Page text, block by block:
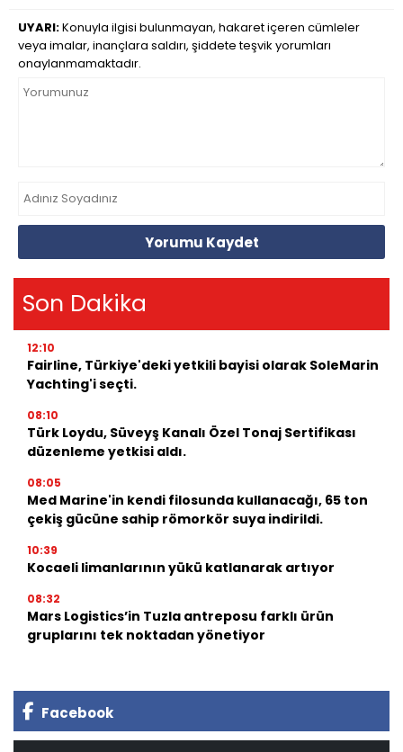
UYARI:Konuyla ilgisi bulunmayan, hakaret içeren cümleler
veya imalar, inançlara saldırı, şiddete teşvik yorumları
onaylanmamaktadır.
Yorumu Kaydet
Son Dakika
12:10
Fairline, Türkiye'deki yetkili bayisi olarak SoleMarin
Yachting'i seçti.
08:10
Türk Loydu, Süveyş Kanalı Özel Tonaj Sertifikası
düzenleme yetkisi aldı.
08:05
Med Marine'in kendi filosunda kullanacağı, 65 ton
çekiş gücüne sahip römorkör suya indirildi.
10:39
Kocaeli limanlarının yükü katlanarak artıyor
08:32
Mars Logistics’in Tuzla antreposu farklı ürün
gruplarını tek noktadan yönetiyor
Facebook